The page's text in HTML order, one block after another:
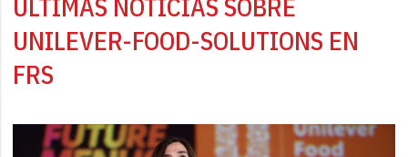
ÚLTIMAS NOTICIAS SOBRE
UNILEVER-FOOD-SOLUTIONS EN
FRS